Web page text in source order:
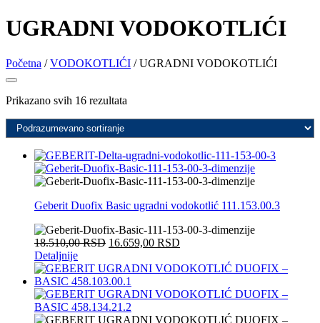
UGRADNI VODOKOTLIĆI
Početna /VODOKOTLIĆI / UGRADNI VODOKOTLIĆI
Prikazano svih 16 rezultata
Geberit Duofix Basic ugradni vodokotlić 111.153.00.3
18.510,00RSD 16.659,00 RSD
Detaljnije